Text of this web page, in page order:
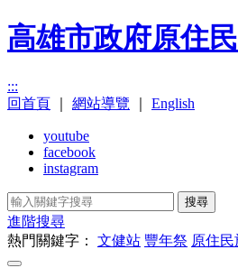
高雄市政府原住
:::
回首頁
網站導覽 English
youtube
facebook
instagram
搜尋
進階搜尋
熱門關鍵字： 文健站 豐年祭 原住民